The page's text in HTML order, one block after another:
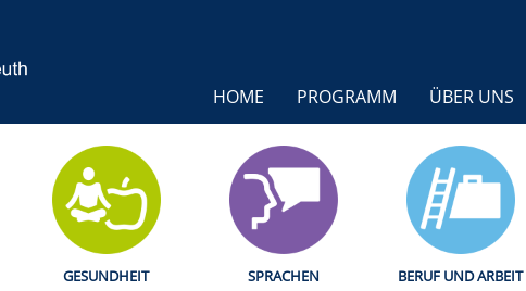
HOME PROGRAMM ÜBER UNS
GESUNDHEIT SPRACHEN BERUF UND ARBEIT